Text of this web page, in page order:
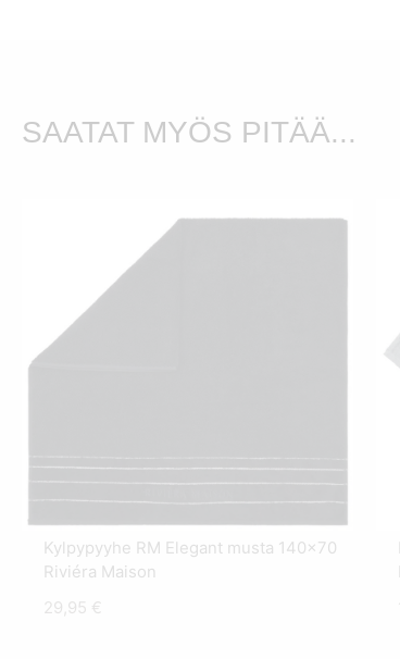
SAATAT MYÖS PITÄÄ...
Kylpypyyhe RM Elegant musta 140x70
Riviéra Maison
29,95 €